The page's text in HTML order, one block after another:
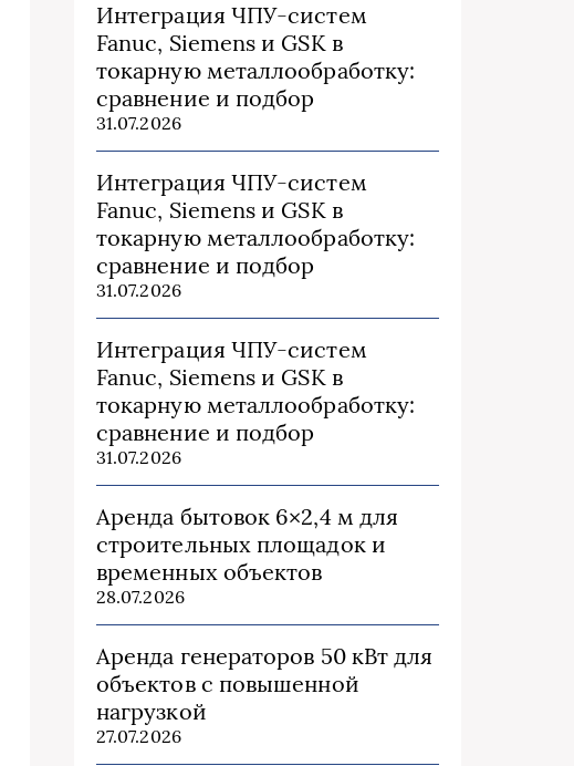
Интеграция ЧПУ-систем
Fanuc, Siemens и GSK в
токарную металлообработку:
сравнение и подбор
31.07.2026
Интеграция ЧПУ-систем
Fanuc, Siemens и GSK в
токарную металлообработку:
сравнение и подбор
31.07.2026
Интеграция ЧПУ-систем
Fanuc, Siemens и GSK в
токарную металлообработку:
сравнение и подбор
31.07.2026
Аренда бытовок 6×2,4 м для
строительных площадок и
временных объектов
28.07.2026
Аренда генераторов 50 кВт для
объектов с повышенной
нагрузкой
27.07.2026